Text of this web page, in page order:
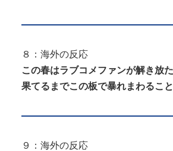
８：海外の反応
この春はラブコメファンが解き放
果てるまでこの板で暴れまわるこ
９：海外の反応